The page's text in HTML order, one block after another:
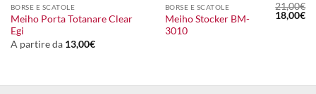
BORSE E SCATOLE
Meiho Porta Totanare Clear
Egi
A partire da 13,00€
BORSE E SCATOLE
Meiho Stocker BM-
3010
21,00€
Il
prezzo
18,00€Il